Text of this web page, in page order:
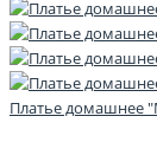
Платье домашнее